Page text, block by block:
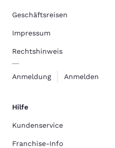
Geschäftsreisen
Impressum
Rechtshinweis
Anmeldung Anmelden
Hilfe
Kundenservice
Franchise-Info